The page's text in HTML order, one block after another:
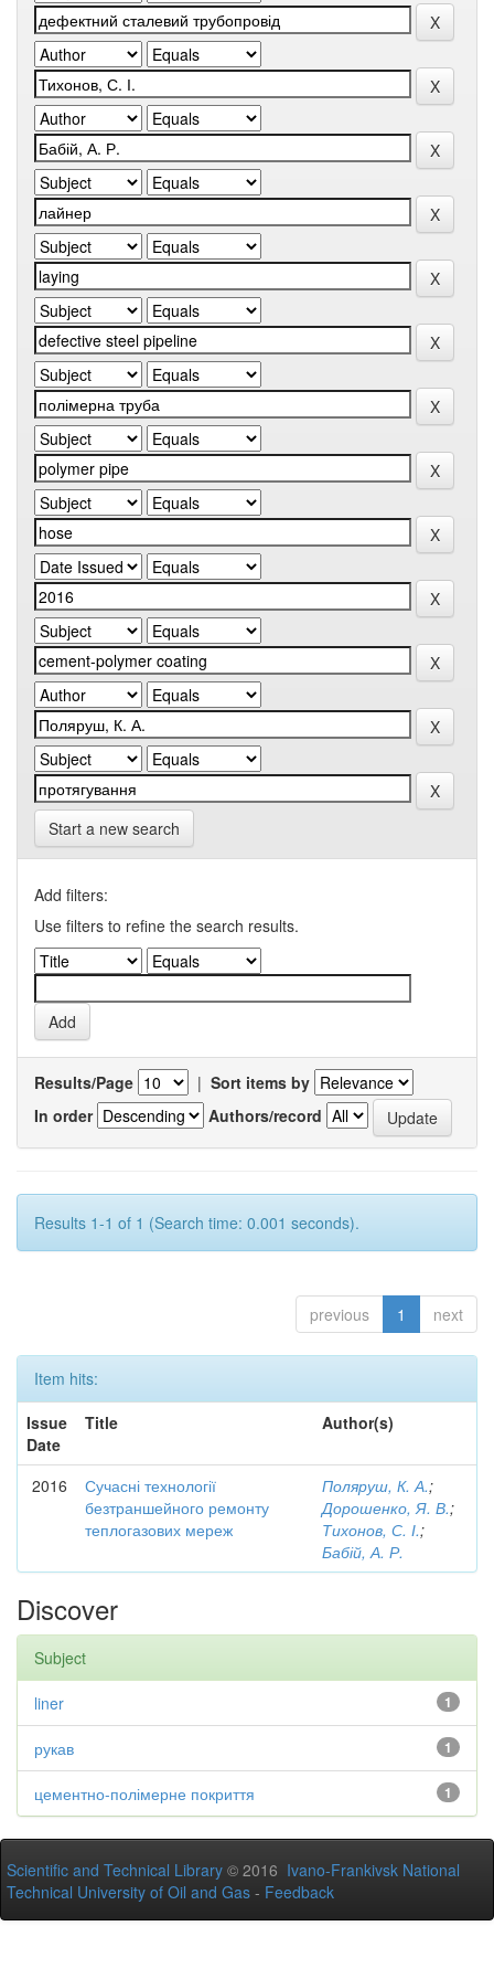
Start a new search
Add filters:
Use filters to refine the search results.
Results/Page | Sort items by
In order
Authors/record
Results 1-1 of 1 (Search time: 0.001 seconds).
previous 1 next
Item hits:
Issue
Date
Title Author(s)
2016
Сучасні технології
безтраншейного ремонту
теплогазових мереж
Поляруш, К. А.;
Дорошенко, Я. В.;
Тихонов, С. І.;
Бабій, А. Р.
Discover
Subject
1
liner
1
рукав
1
цементно-полімерне покриття
Scientific and Technical Library © 2016 Ivano-Frankivsk National
Technical University of Oil and Gas - Feedback